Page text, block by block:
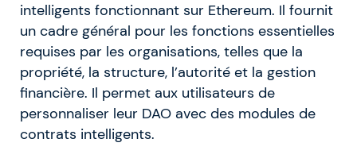
intelligents fonctionnant sur Ethereum. Il fournit
un cadre général pour les fonctions essentielles
requises par les organisations, telles que la
propriété, la structure, l’autorité et la gestion
financière. Il permet aux utilisateurs de
personnaliser leur DAO avec des modules de
contrats intelligents.